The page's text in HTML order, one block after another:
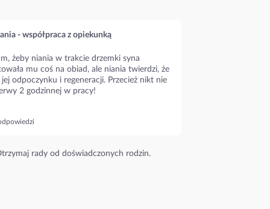
- współpraca z opiekunką
żeby niania w trakcie drzemki syna
mu coś na obiad, ale niania twierdzi, że
odpoczynku i regeneracji. Przecież nikt nie
2 godzinnej w pracy!
rady od doświadczonych rodzin.